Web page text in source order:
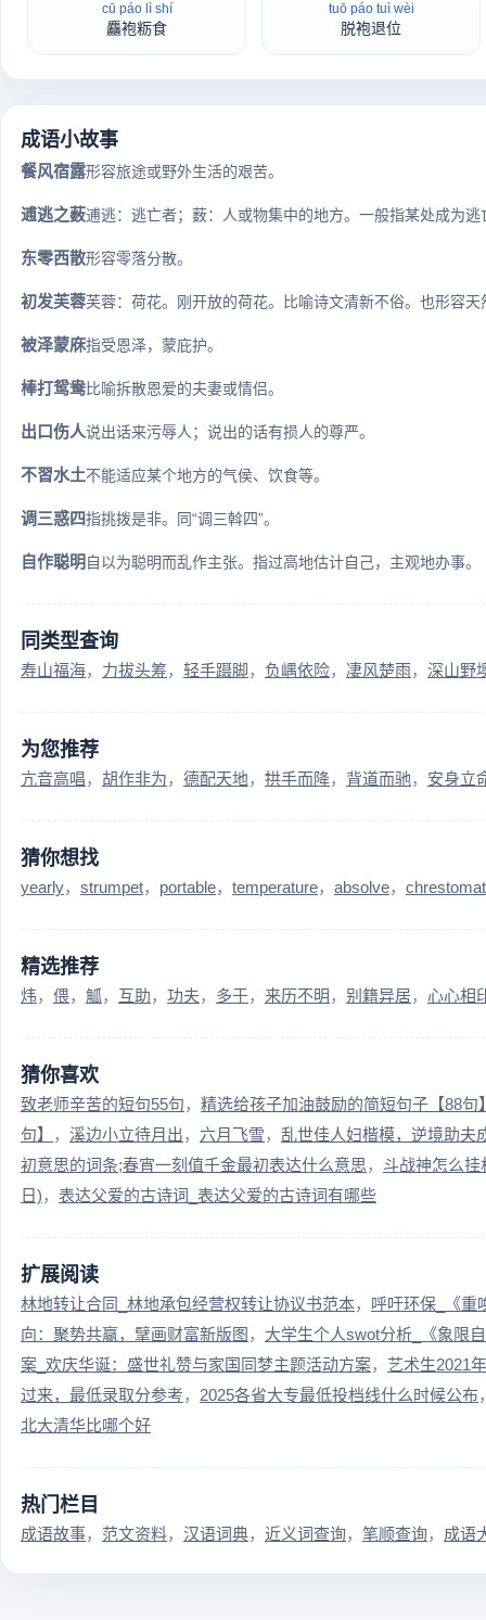
cū páo lì shí
麤袍粝食
tuō páo tuì wèi
脱袍退位
成语小故事
餐风宿露形容旅途或野外生活的艰苦。
逋逃之薮逋逃：逃亡者；薮：人或物集中的地方。一般指某处成为逃
东零西散形容零落分散。
初发芙蓉芙蓉：荷花。刚开放的荷花。比喻诗文清新不俗。也形容天
被泽蒙庥指受恩泽，蒙庇护。
棒打鸳鸯比喻拆散恩爱的夫妻或情侣。
出口伤人说出话来污辱人；说出的话有损人的尊严。
不習水土不能适应某个地方的气侯、饮食等。
调三惑四指挑拨是非。同“调三斡四”。
自作聪明 自以为聪明而乱作主张。指过高地估计自己，主观地办事。
同类型查询
寿山福海 力拔头筹 轻手蹑脚 负嵎依险 凄风楚雨 深山野
为您推荐
亢音高唱 胡作非为 德配天地 拱手而降 背道而驰 安身立
猜你想找
yearly strumpet portable temperature absolve
精选推荐
炜 偎 觚 互助 功夫 多于 来历不明 别籍异居 心心相
猜你喜欢
致老师辛苦的短句55句
精选给孩子加油鼓励的简短句子【88句
句】
溪边小立待月出 六月飞雪
乱世佳人妇楷模，逆境助夫
初意思的词条;春宵一刻值千金最初表达什么意思
斗战神怎么
日)
表达父爱的古诗词_表达父爱的古诗词有哪些
扩展阅读
林地转让合同_林地承包经营权转让协议书范本
呼吁环保_《重
向：聚势共赢，擘画财富新版图
大学生个人swot分析_《象限
案_欢庆华诞：盛世礼赞与家国同梦主题活动方案
艺术生2021
过来，最低录取分参考
2025各省大专最低投档线什么时候公布
北大清华比哪个好
热门栏目
成语故事 范文资料 汉语词典 近义词查询 笔顺查询 成语